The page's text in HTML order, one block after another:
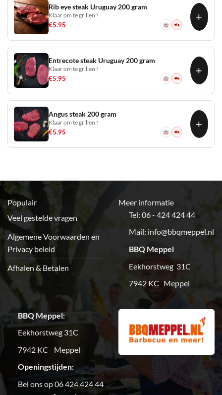
Rib eye steak Uruguay 200 gram
Klaar om te grillen !
€5.95
+
Entrecote steak Uruguay 200 gram
Klaar om te grillen !
€5.95
+
Angus steak 200 gram
Klaar om te grillen !
€5.95
+
Populair
Veel gestelde vragen
Algemene Voorwaarden en
Privacy beleid
Afhalen & Betalen
Meer informatie
Tel: 06 - 424 424 44
Mail: info@bbqmeppel.nl
BBQ Meppel
Eekhorstweg 31C
7942 KC Meppel
BBQ Meppel:
Eekhorstweg 31C
7942 KC Meppel
Openingstijden:
Bel ons op 06 424 424 44